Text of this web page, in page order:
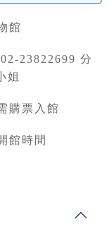
館
23822699 分
姐
購票入館
館時間